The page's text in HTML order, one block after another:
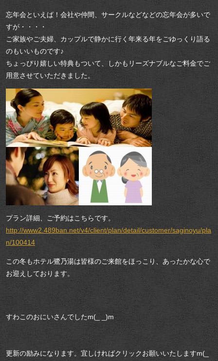
忘年会といえば！会社や仲間、サークルなどなどの忘年会が多いで
すが・・・・
ご家族やご夫婦、カップルで静かに行く年来る年をごゆっくり語る
のもいいものです♪
ちょっぴり嬉しい特典もついて、しかもリーズナブルなご料金でご
用意させていただきました。
プラン詳細、ご予約はこちらです。
http://www2.489ban.net/v4/client/plan/detail/customer/saginoyu/pla
n/100414
この冬もホテル鷺乃湯は皆様のご来館をほっこり、あったかな心で
お迎えしております。
すわこのおにいさんでしたm(_ _)m
更新の励みになります。宜しければクリックお願いいたしますm(_